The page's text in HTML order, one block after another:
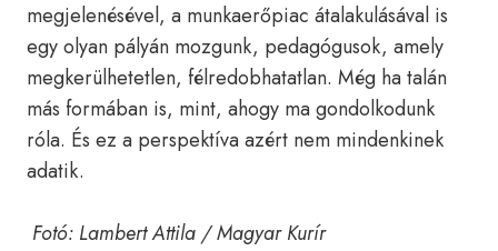
megjelenésével, a munkaerőpiac átalakulásával is
egy olyan pályán mozgunk, pedagógusok, amely
megkerülhetetlen, félredobhatatlan. Még ha talán
más formában is, mint, ahogy ma gondolkodunk
róla. És ez a perspektíva azért nem mindenkinek
adatik.
Fotó: Lambert Attila / Magyar Kurír